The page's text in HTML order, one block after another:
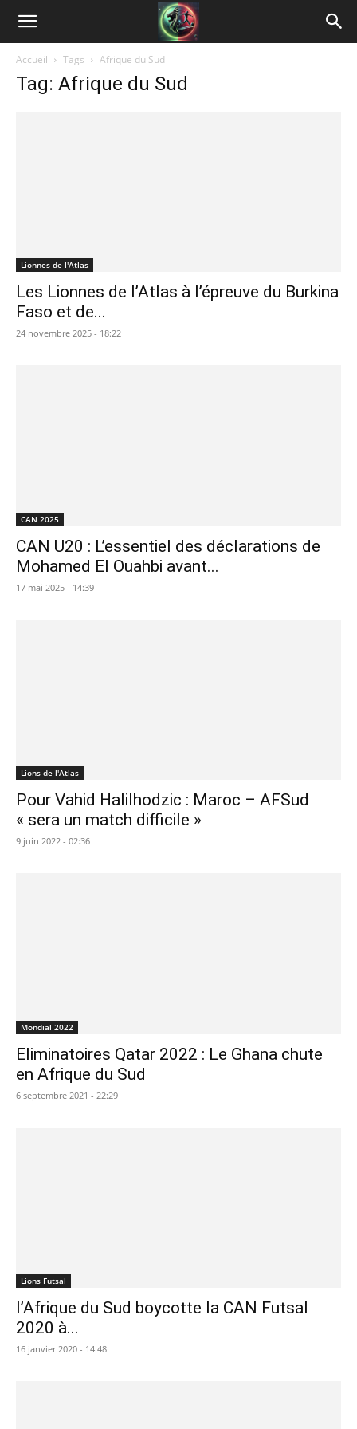
Accueil Tags Afrique du Sud
Tag: Afrique du Sud
Lionnes de l'Atlas
Les Lionnes de l’Atlas à l’épreuve du Burkina
Faso et de...
24 novembre 2025 - 18:22
CAN 2025
CAN U20 : L’essentiel des déclarations de
Mohamed El Ouahbi avant...
17 mai 2025 - 14:39
Lions de l'Atlas
Pour Vahid Halilhodzic : Maroc – AFSud
« sera un match difficile »
9 juin 2022 - 02:36
Mondial 2022
Eliminatoires Qatar 2022 : Le Ghana chute
en Afrique du Sud
6 septembre 2021 - 22:29
Lions Futsal
l’Afrique du Sud boycotte la CAN Futsal
2020 à...
16 janvier 2020 - 14:48